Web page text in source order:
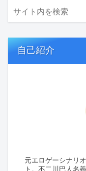
自己紹介
元エロゲーシナリ
ト。不二川巴人名